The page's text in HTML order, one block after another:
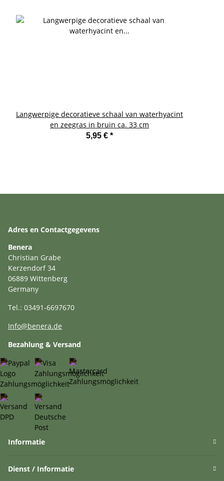
Langwerpige decoratieve schaal van waterhyacint
en zeegras in bruin ca. 33 cm
5,95 € *
Adres en Contactgegevens
Benera
Christian Grabe
Kerzendorf 34
06889 Wittenberg
Germany
Tel.: 03491-6697670
Info@benera.de
Bezahlung & Versand
Informatie
Dienst / Informatie